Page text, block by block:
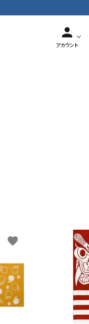
person
アカウント
favorite